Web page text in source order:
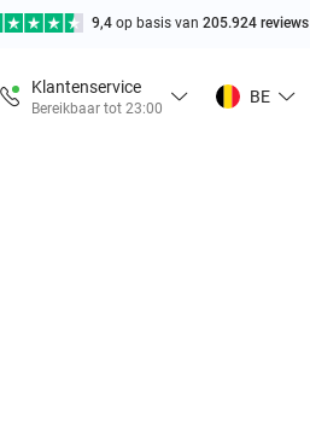
9,4 op basis van 205.924 reviews
Klantenservice
Bereikbaar tot 23:00
BE